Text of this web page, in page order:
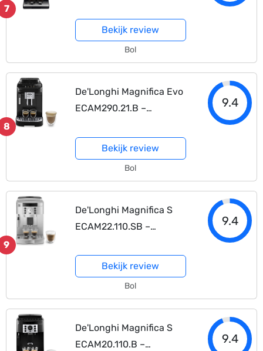
7
Bekijk review
Bol
8
De'Longhi Magnifica Evo
ECAM290.21.B –
espressomachine – Zwart
9.4
Bekijk review
Bol
9
De'Longhi Magnifica S
ECAM22.110.SB –
espressomachine –
Zilver/zwart
9.4
Bekijk review
Bol
De'Longhi Magnifica S
ECAM20.110.B –
9.4